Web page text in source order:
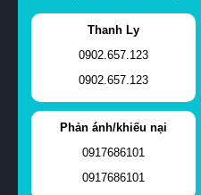
Thanh Ly
0902.657.123
0902.657.123
Phản ánh/khiếu nại
0917686101
0917686101